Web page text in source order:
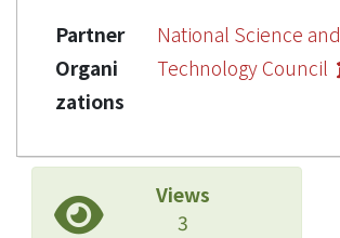
Partner
Organi
zations
National Science and
Technology Council
Views
3